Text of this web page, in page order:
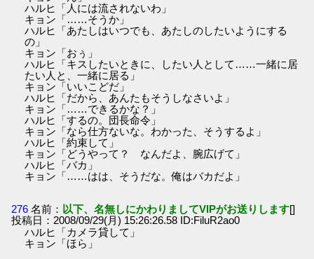
ハルヒ「人には流されないわ」
キョン「……そうか」
ハルヒ「あたしはいつでも、あたしのしたいようにする
の」
キョン「おぅ」
ハルヒ「キスしたいときに、したい人として……一緒に居
たい人と、一緒に居る」
キョン「いいこどだ」
ハルヒ「だから、あんたもそうしなさいよ」
キョン「……できるかな？」
ハルヒ「するの。団長命令」
キョン「なら仕方ないな。わかった、そうするよ」
ハルヒ「約束して」
キョン「どうやって？ なんだよ、腕広げて」
ハルヒ「バカ」
キョン「……はは、そうだな。俺はバカだよ」
276 名前： 以下、名無しにかわりましてVIPがお送りします[]
投稿日：2008/09/29(月) 15:26:26.58 ID:FiluR2ao0
ハルヒ「カメラ貸して」
キョン「ほら」